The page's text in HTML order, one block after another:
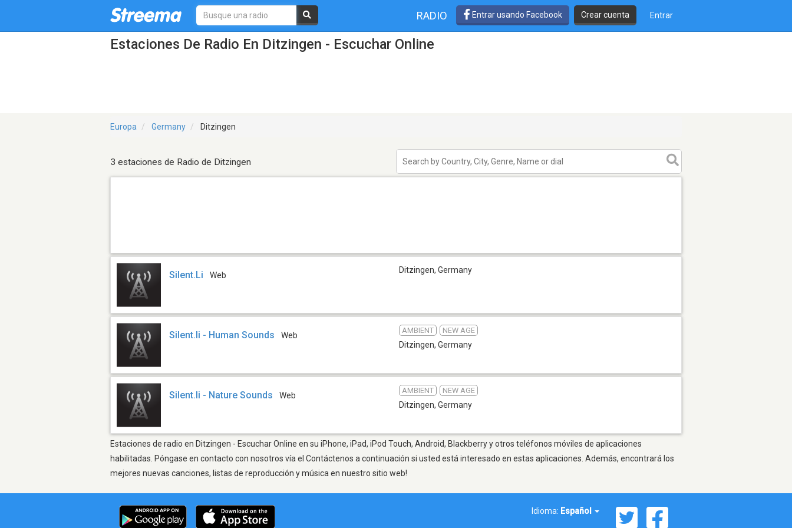
RADIO Entrar usando Facebook Crear cuenta Entrar
Estaciones De Radio En Ditzingen - Escuchar Online
Europa Germany Ditzingen
3 estaciones de Radio de Ditzingen
Silent.Li Web
Ditzingen, Germany
Silent.li - Human Sounds Web
AMBIENT NEW AGE
Ditzingen, Germany
Silent.li - Nature Sounds Web
AMBIENT NEW AGE
Ditzingen, Germany
Estaciones de radio en Ditzingen - Escuchar Online en su iPhone, iPad, iPod Touch, Android, Blackberry y otros teléfonos móviles de aplicaciones
habilitadas. Póngase en contacto con nosotros vía el Contáctenos a continuación si usted está interesado en estas aplicaciones. Además, encontrará los
mejores nuevas canciones, listas de reproducción y música en nuestro sitio web!
Idioma: Español